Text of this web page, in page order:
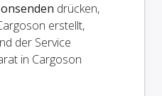
drücken,
erstellt,
der Service
in Cargoson